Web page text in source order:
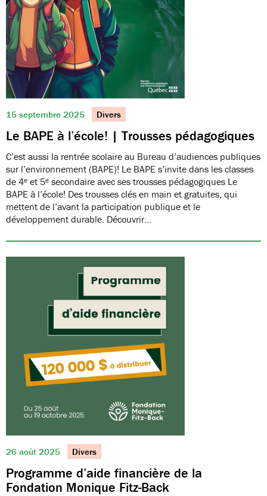
15 septembre 2025 Divers
Le BAPE à l’école! | Trousses pédagogiques
C’est aussi la rentrée scolaire au Bureau d’audiences publiques
sur l’environnement (BAPE)! Le BAPE s’invite dans les classes
de 4ᵉ et 5ᵉ secondaire avec ses trousses pédagogiques Le
BAPE à l’école! Des trousses clés en main et gratuites, qui
mettent de l’avant la participation publique et le
développement durable. Découvrir…
26 août 2025 Divers
Programme d’aide financière de la
Fondation Monique Fitz-Back